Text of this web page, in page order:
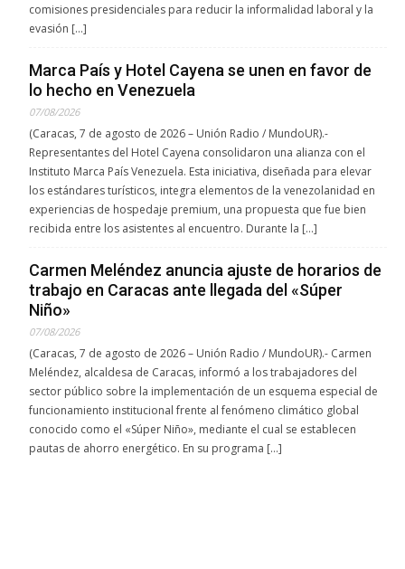
comisiones presidenciales para reducir la informalidad laboral y la
evasión […]
Marca País y Hotel Cayena se unen en favor de
lo hecho en Venezuela
07/08/2026
(Caracas, 7 de agosto de 2026 – Unión Radio / MundoUR).-
Representantes del Hotel Cayena consolidaron una alianza con el
Instituto Marca País Venezuela. Esta iniciativa, diseñada para elevar
los estándares turísticos, integra elementos de la venezolanidad en
experiencias de hospedaje premium, una propuesta que fue bien
recibida entre los asistentes al encuentro. Durante la […]
Carmen Meléndez anuncia ajuste de horarios de
trabajo en Caracas ante llegada del «Súper
Niño»
07/08/2026
(Caracas, 7 de agosto de 2026 – Unión Radio / MundoUR).- Carmen
Meléndez, alcaldesa de Caracas, informó a los trabajadores del
sector público sobre la implementación de un esquema especial de
funcionamiento institucional frente al fenómeno climático global
conocido como el «Súper Niño», mediante el cual se establecen
pautas de ahorro energético. En su programa […]